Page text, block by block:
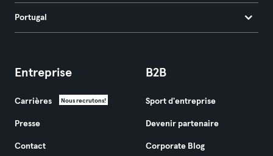
Portugal
Entreprise
Carrières Nous recrutons!
Presse
Contact
B2B
Sport d'entreprise
Devenir partenaire
Corporate Blog